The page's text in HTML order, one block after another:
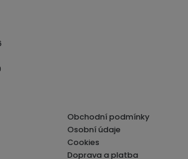
Obchodní podmínky
Osobní údaje
Cookies
Doprava a platba